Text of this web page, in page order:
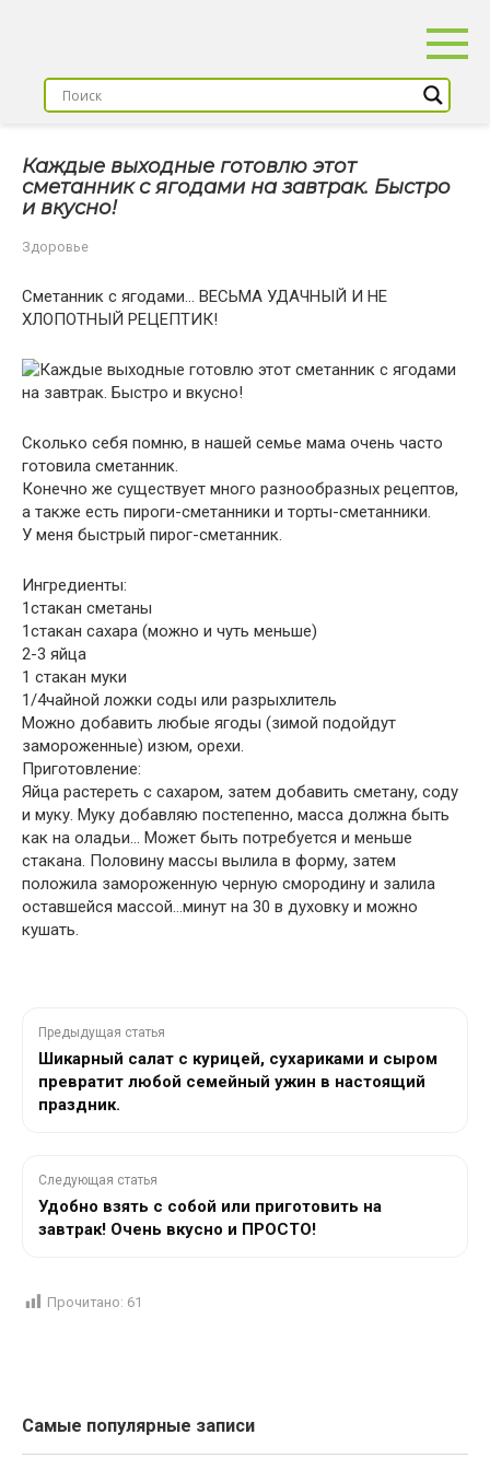
Каждые выходные готовлю этот
сметанник с ягодами на завтрак. Быстро
и вкусно!
Здоровье
Сметанник с ягодами… ВЕСЬМА УДАЧНЫЙ И НЕ
ХЛОПОТНЫЙ РЕЦЕПТИК!
Сколько себя помню, в нашей семье мама очень часто
готовила сметанник.
Конечно же существует много разнообразных рецептов,
а также есть пироги-сметанники и торты-сметанники.
У меня быстрый пирог-сметанник.
Ингредиенты:
1стакан сметаны
1стакан сахара (можно и чуть меньше)
2-3 яйца
1 стакан муки
1/4чайной ложки соды или разрыхлитель
Можно добавить любые ягоды (зимой подойдут
замороженные) изюм, орехи.
Приготовление:
Яйца растереть с сахаром, затем добавить сметану, соду
и муку. Муку добавляю постепенно, масса должна быть
как на оладьи… Может быть потребуется и меньше
стакана. Половину массы вылила в форму, затем
положила замороженную черную смородину и залила
оставшейся массой…минут на 30 в духовку и можно
кушать.
Предыдущая статья
Шикарный салат с курицей, сухариками и сыром
превратит любой семейный ужин в настоящий
праздник.
Следующая статья
Удобно взять с собой или приготовить на
завтрак! Очень вкусно и ПРОСТО!
Прочитано: 61
Самые популярные записи